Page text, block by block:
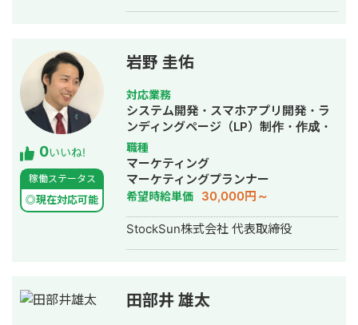
独立。 独立後はフリーランスとなり、
フロントエンドエンジニア兼総合Web
マーケターとして活動。現在はWebコ
ンサルティング会社を創設し、法人と
してStockSunに参画。
0いいね!
稼働ステータス
◎現在対応可能
岩野 圭佑
対応業務
システム開発・スマホアプリ開発・ラ
ンディングページ（LP）制作・作成・
Youtubeチャンネル運営代行・立ち上
げ・ECサイト構築・ネットショップ作
成代行・SEO対策・新規事業立上・
SNS運用代行・ホームページ制作・作
成・リスティング広告運用代行・動画
制作・動画編集
職種
マーケティング
マーケティングプランナー
希望時給単価 30,000円～
StockSun株式会社 代表取締役
田部井 雄太